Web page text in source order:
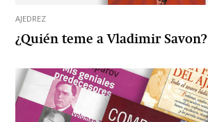
AJEDREZ
¿Quién teme a Vladimir Savon?